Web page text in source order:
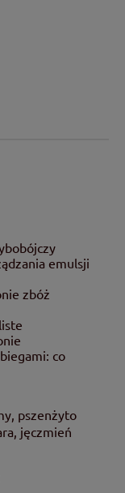
emulsji
zbóż
co
pszenżyto
jęczmień